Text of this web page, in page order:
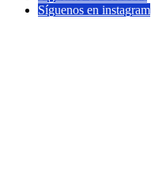
Síguenos en instagram